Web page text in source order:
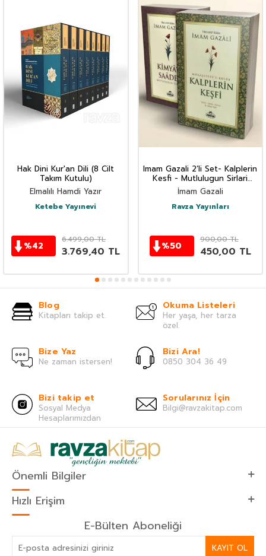
Hak Dini Kur'an Dili (8 Cilt
Takım Kutulu)
Elmalılı Hamdi Yazır
Ketebe Yayınevi
%42
6.499,00TL
3.769,40 TL
Imam Gazali 2’li Set- Kalplerin
Kesfi - Mutlulugun Sirlari
Kimyayi Saadet
İmam Gazali
Ravza Yayınları
%50
900,00TL
450,00 TL
Blog
Kitapları takip et.
Okuma Listeleri
Her yaşa, her tarza
özel.
Bize Yaz
Ne zaman istersen!
Bizi Ara!
0850 304 36 49
Bizi takip et
Sosyal Medya
Hesaplarımızdan
Sorularınız İçin
Bilgi@ravzakitap.com
Önemli Bilgiler
Hızlı Erişim
E-Bülten Aboneliği
KAYIT OL